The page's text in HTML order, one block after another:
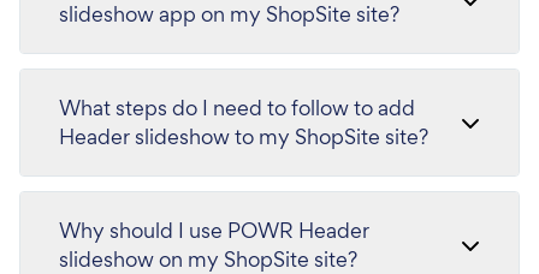
slideshow app on my ShopSite site?
What steps do I need to follow to add
Header slideshow to my ShopSite site?
Why should I use POWR Header
slideshow on my ShopSite site?